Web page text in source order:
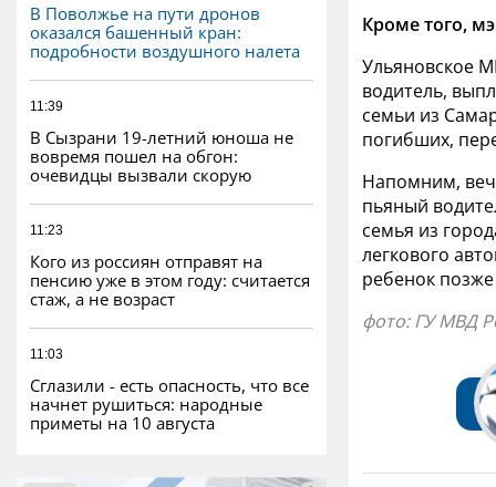
В Поволжье на пути дронов
оказался башенный кран:
подробности воздушного налета
11:39
В Сызрани 19-летний юноша не
вовремя пошел на обгон:
очевидцы вызвали скорую
11:23
Кого из россиян отправят на
пенсию уже в этом году: считается
стаж, а не возраст
11:03
Сглазили - есть опасность, что все
начнет рушиться: народные
приметы на 10 августа
Кроме того,
Ульяновское
водитель,
семьи из
погибших,
Напомним,
пьяный
семья из
легкового
ребенок
фото: ГУ МВД